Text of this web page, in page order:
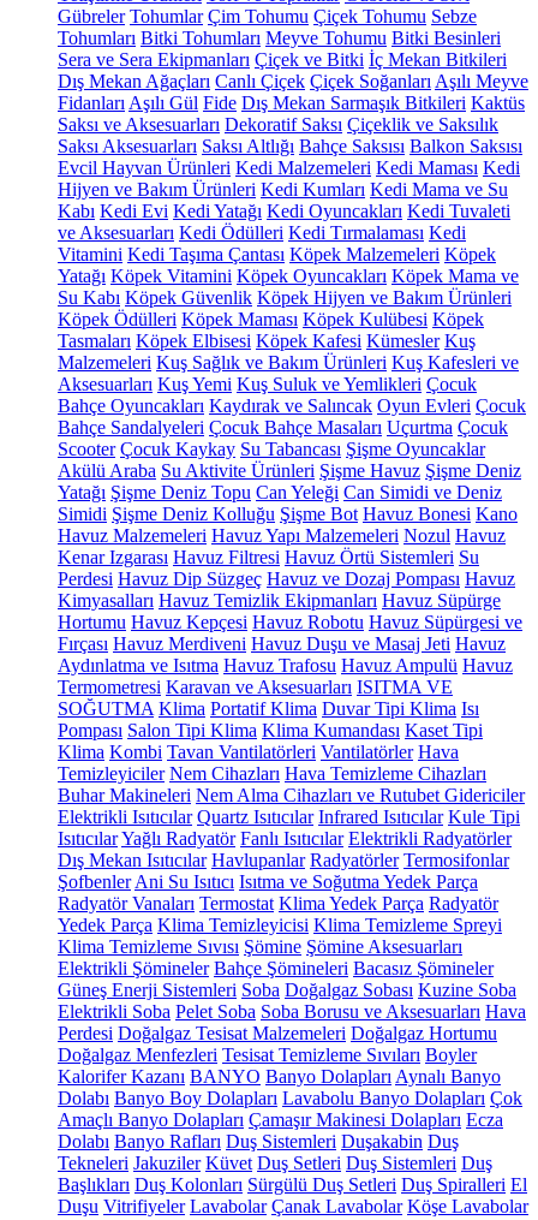
Gübreler Tohumlar Çim Tohumu Çiçek Tohumu Sebze
Tohumları Bitki Tohumları Meyve Tohumu Bitki Besinleri
Sera ve Sera Ekipmanları Çiçek ve Bitki İç Mekan Bitkileri
Dış Mekan Ağaçları Canlı Çiçek Çiçek Soğanları Aşılı Meyve
Fidanları Aşılı Gül Fide Dış Mekan Sarmaşık Bitkileri Kaktüs
Saksı ve Aksesuarları Dekoratif Saksı Çiçeklik ve Saksılık
Saksı Aksesuarları Saksı Altlığı Bahçe Saksısı Balkon Saksısı
Evcil Hayvan Ürünleri Kedi Malzemeleri Kedi Maması Kedi
Hijyen ve Bakım Ürünleri Kedi Kumları Kedi Mama ve Su
Kabı Kedi Evi Kedi Yatağı Kedi Oyuncakları Kedi Tuvaleti
ve Aksesuarları Kedi Ödülleri Kedi Tırmalaması Kedi
Vitamini Kedi Taşıma Çantası Köpek Malzemeleri Köpek
Yatağı Köpek Vitamini Köpek Oyuncakları Köpek Mama ve
Su Kabı Köpek Güvenlik Köpek Hijyen ve Bakım Ürünleri
Köpek Ödülleri Köpek Maması Köpek Kulübesi Köpek
Tasmaları Köpek Elbisesi Köpek Kafesi Kümesler Kuş
Malzemeleri Kuş Sağlık ve Bakım Ürünleri Kuş Kafesleri ve
Aksesuarları Kuş Yemi Kuş Suluk ve Yemlikleri Çocuk
Bahçe Oyuncakları Kaydırak ve Salıncak Oyun Evleri Çocuk
Bahçe Sandalyeleri Çocuk Bahçe Masaları Uçurtma Çocuk
Scooter Çocuk Kaykay Su Tabancası Şişme Oyuncaklar
Akülü Araba Su Aktivite Ürünleri Şişme Havuz Şişme Deniz
Yatağı Şişme Deniz Topu Can Yeleği Can Simidi ve Deniz
Simidi Şişme Deniz Kolluğu Şişme Bot Havuz Bonesi Kano
Havuz Malzemeleri Havuz Yapı Malzemeleri Nozul Havuz
Kenar Izgarası Havuz Filtresi Havuz Örtü Sistemleri Su
Perdesi Havuz Dip Süzgeç Havuz ve Dozaj Pompası Havuz
Kimyasalları Havuz Temizlik Ekipmanları Havuz Süpürge
Hortumu Havuz Kepçesi Havuz Robotu Havuz Süpürgesi ve
Fırçası Havuz Merdiveni Havuz Duşu ve Masaj Jeti Havuz
Aydınlatma ve Isıtma Havuz Trafosu Havuz Ampulü Havuz
Termometresi Karavan ve Aksesuarları ISITMA VE
SOĞUTMA Klima Portatif Klima Duvar Tipi Klima Isı
Pompası Salon Tipi Klima Klima Kumandası Kaset Tipi
Klima Kombi Tavan Vantilatörleri Vantilatörler Hava
Temizleyiciler Nem Cihazları Hava Temizleme Cihazları
Buhar Makineleri Nem Alma Cihazları ve Rutubet Gidericiler
Elektrikli Isıtıcılar Quartz Isıtıcılar Infrared Isıtıcılar Kule Tipi
IsıtıcılarYağlı Radyatör Fanlı Isıtıcılar Elektrikli Radyatörler
Dış Mekan Isıtıcılar Havlupanlar Radyatörler Termosifonlar
Şofbenler Ani Su Isıtıcı Isıtma ve Soğutma Yedek Parça
Radyatör Vanaları Termostat Klima Yedek Parça Radyatör
Yedek Parça Klima Temizleyicisi Klima Temizleme Spreyi
Klima Temizleme Sıvısı Şömine Şömine Aksesuarları
Elektrikli Şömineler Bahçe Şömineleri Bacasız Şömineler
Güneş Enerji Sistemleri Soba Doğalgaz Sobası Kuzine Soba
Elektrikli Soba Pelet Soba Soba Borusu ve Aksesuarları Hava
Perdesi Doğalgaz Tesisat Malzemeleri Doğalgaz Hortumu
Doğalgaz Menfezleri Tesisat Temizleme Sıvıları Boyler
Kalorifer Kazanı BANYO Banyo Dolapları Aynalı Banyo
Dolabı Banyo Boy Dolapları Lavabolu Banyo Dolapları Çok
Amaçlı Banyo Dolapları Çamaşır Makinesi Dolapları Ecza
Dolabı Banyo Rafları Duş Sistemleri Duşakabin Duş
Tekneleri Jakuziler Küvet Duş Setleri Duş Sistemleri Duş
Başlıkları Duş Kolonları Sürgülü Duş Setleri Duş Spiralleri El
Duşu Vitrifiyeler Lavabolar Çanak Lavabolar Köşe Lavabolar